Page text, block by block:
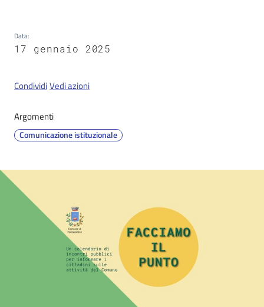
Servizi
line
Tutti
gli
argomenti
Seguici
Data:
17 gennaio 2025
CondividiVedi azioni
Argomenti
Comunicazione istituzionale